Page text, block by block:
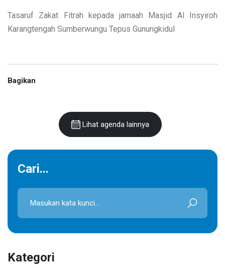
Tasaruf Zakat Fitrah kepada jamaah Masjid Al Insyiroh
Karangtengah Sumberwungu Tepus Gunungkidul
Bagikan
Lihat agenda lainnya
Cari...
Kategori